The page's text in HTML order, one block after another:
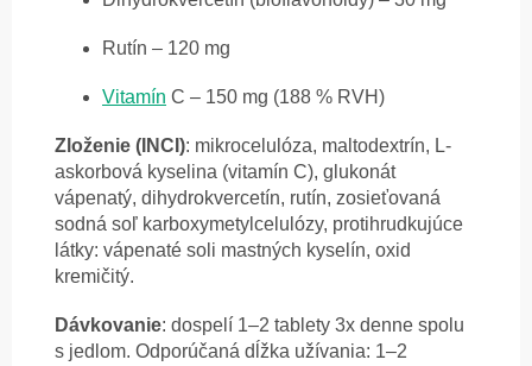
Rutín – 120 mg
Vitamín C – 150 mg (188 % RVH)
Zloženie (INCI): mikrocelulóza, maltodextrín, L-
askorbová kyselina (vitamín C), glukonát
vápenatý, dihydrokvercetín, rutín, zosieťovaná
sodná soľ karboxymetylcelulózy, protihrudkujúce
látky: vápenaté soli mastných kyselín, oxid
kremičitý.
Dávkovanie: dospelí 1–2 tablety 3x denne spolu
s jedlom. Odporúčaná dĺžka užívania: 1–2